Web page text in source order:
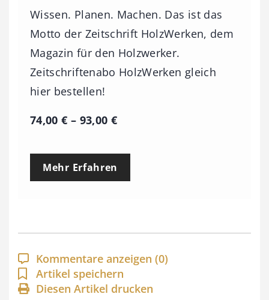
Wissen. Planen. Machen. Das ist das
Motto der Zeitschrift HolzWerken, dem
Magazin für den Holzwerker.
Zeitschriftenabo HolzWerken gleich
hier bestellen!
74,00€ – 93,00 €P
e
p
a
n
n
Mehr Erfahren
Kommentare anzeigen (0)
Artikel speichern
Diesen Artikel drucken